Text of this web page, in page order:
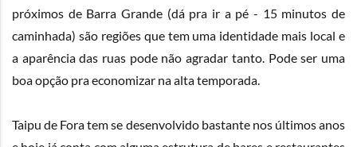
próximos de Barra Grande (dá pra ir a pé - 15 minutos de
caminhada) são regiões que tem uma identidade mais local e
a aparência das ruas pode não agradar tanto. Pode ser uma
boa opção pra economizar na alta temporada.
Taipu de Fora tem se desenvolvido bastante nos últimos anos